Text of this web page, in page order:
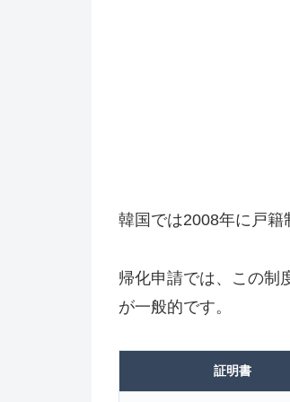
韓国では2008年に戸籍
帰化申請では、この制
が一般的です。
証明書